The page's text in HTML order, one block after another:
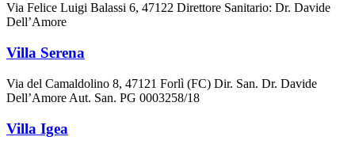
Via Felice Luigi Balassi 6, 47122 Direttore Sanitario: Dr. Davide
Dell’Amore
Villa Serena
Via del Camaldolino 8, 47121 Forlì (FC) Dir. San. Dr. Davide
Dell’Amore Aut. San. PG 0003258/18
Villa Igea